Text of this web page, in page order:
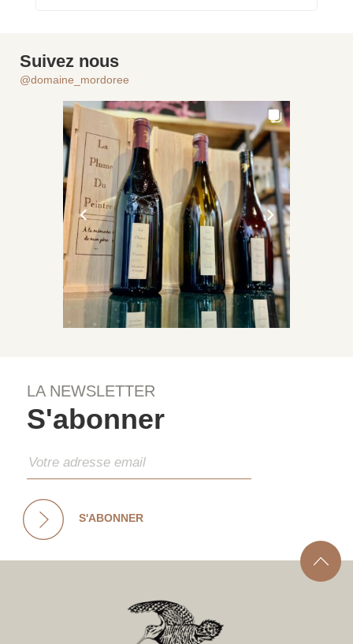
Suivez nous
@domaine_mordoree
LA NEWSLETTER
S'abonner
S'ABONNER